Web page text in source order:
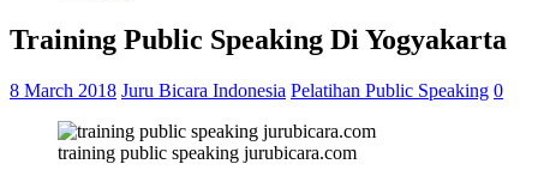
Training Public Speaking Di Yogyakarta
8 March 2018 Juru Bicara Indonesia Pelatihan Public Speaking 0
training public speaking jurubicara.com